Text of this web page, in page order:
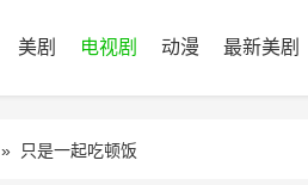
美剧 电视剧 动漫 最新美剧
» 只是一起吃顿饭